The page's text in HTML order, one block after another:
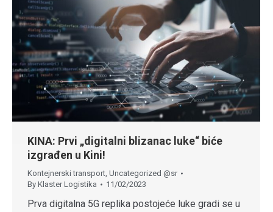
KINA: Prvi „digitalni blizanac luke“ biće
izgrađen u Kini!
Kontejnerski transport Uncategorized @sr
By Klaster Logistika 11/02/2023
Prva digitalna 5G replika postojeće luke gradi se u